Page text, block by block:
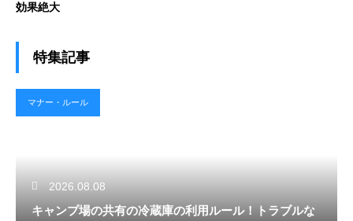
効果絶大
特集記事
マナー・ルール
2026.08.08
キャンプ場の共有の冷蔵庫の利用ルール！トラブルな